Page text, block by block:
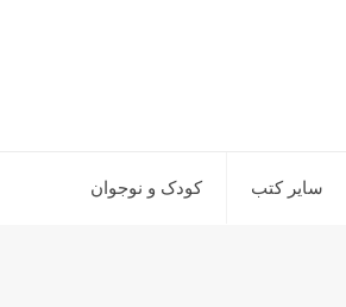
سایر کتب کودک و نوجوان